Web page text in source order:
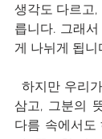
생각도 다르고
릅니다. 그래
게 나뉘게 됩니
  하지만 우리가 예수 그리스도를 머리로
삼고, 그분의
다름 속에서도